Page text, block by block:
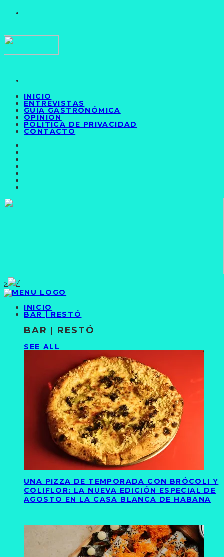
INICIO
ENTREVISTAS
GUÍA GASTRONÓMICA
OPINIÓN
POLÍTICA DE PRIVACIDAD
CONTACTO
>
INICIO
BAR | RESTÓ
BAR | RESTÓ
SEE ALL
UNA PIZZA DE TEMPORADA CON BRÓCOLI Y
COLIFLOR: LA NUEVA EDICIÓN ESPECIAL DE
AGOSTO EN LA CASA BLANCA DE HABANA